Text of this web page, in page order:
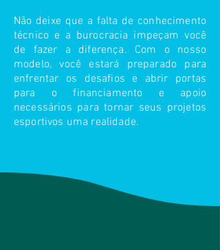
Não deixe que a falta de conhecimento
técnico e a burocracia impeçam você
de fazer a diferença. Com o nosso
modelo, você estará preparado para
enfrentar os desafios e abrir portas
para o financiamento e apoio
necessários para tornar seus projetos
esportivos uma realidade.